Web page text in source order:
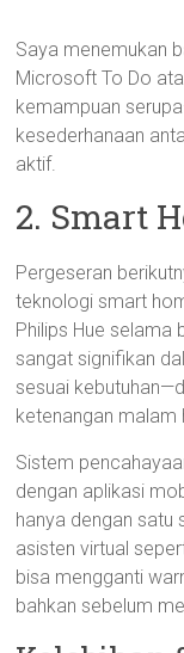
Saya menemukan
Microsoft To Do
kemampuan
kesederhanaan
aktif.
2. Smart
Pergeseran
teknologi smart
Philips Hue selama
sangat signifikan
sesuai
ketenangan malam
Sistem
dengan aplikasi
hanya dengan satu
asisten virtual
bisa mengganti
bahkan sebelum